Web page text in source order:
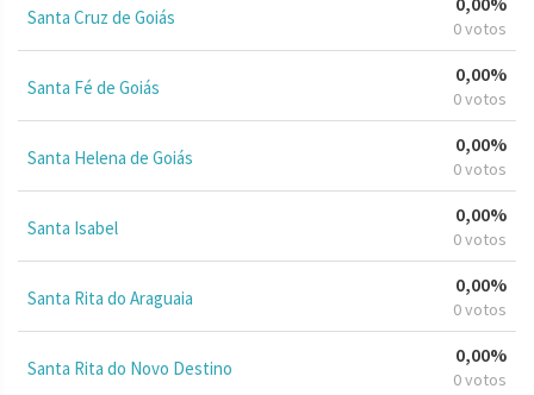
Santa Cruz de Goiás 0 votos
Santa Fé de Goiás
0,00%
0 votos
Santa Helena de Goiás
0,00%
0 votos
Santa Isabel
0,00%
0 votos
Santa Rita do Araguaia
0,00%
0 votos
Santa Rita do Novo Destino
0,00%
0 votos